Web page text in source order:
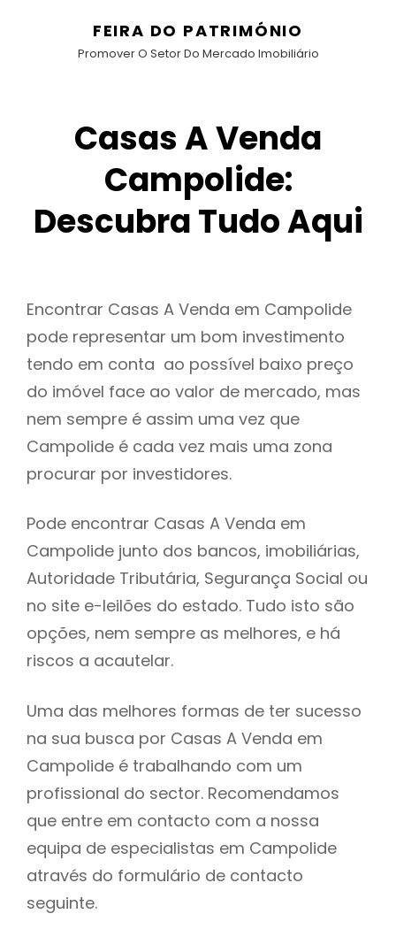
FEIRA DO PATRIMÓNIO
Promover O Setor Do Mercado Imobiliário
Casas A Venda
Campolide:
Descubra Tudo Aqui
Encontrar Casas A Venda em Campolide
pode representar um bom investimento
tendo em conta ao possível baixo preço
do imóvel face ao valor de mercado, mas
nem sempre é assim uma vez que
Campolide é cada vez mais uma zona
procurar por investidores.
Pode encontrar Casas A Venda em
Campolide junto dos bancos, imobiliárias,
Autoridade Tributária, Segurança Social ou
no site e-leilões do estado. Tudo isto são
opções, nem sempre as melhores, e há
riscos a acautelar.
Uma das melhores formas de ter sucesso
na sua busca por Casas A Venda em
Campolide é trabalhando com um
profissional do sector. Recomendamos
que entre em contacto com a nossa
equipa de especialistas em Campolide
através do formulário de contacto
seguinte.